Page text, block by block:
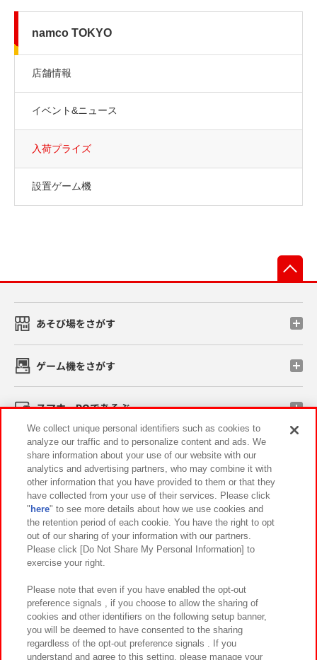
namco TOKYO
店舗情報
イベント&ニュース
入荷プライズ
設置ゲーム機
あそび場をさがす
ゲーム機をさがす
スマホ・PCであそぶ
イベント・キャンペーン
関連会社 サステナビリティ サイトポリシー
プライバシーポリシー ウェブアクセシビリティ方針と検証結果
お取引先さまとともに
カスタマーハラスメント対応方針 よくあるご質問・お問い合わせ
We collect unique personal identifiers such as cookies to
analyze our traffic and to personalize content and ads. We
share information about your use of our website with our
analytics and advertising partners, who may combine it with
other information that you have provided to them or that they
have collected from your use of their services. Please click
" here" to see more details about how we use cookies and
the retention period of each cookie. You have the right to opt
out of our sharing of your information with our partners.
Please click [Do Not Share My Personal Information] to
exercise your right.
Please note that even if you have enabled the opt-out
preference signals , if you choose to allow the sharing of
cookies and other identifiers on the following setup banner,
you will be deemed to have consented to the sharing
regardless of the opt-out preference signals . If you
understand and agree to this setting, please manage your